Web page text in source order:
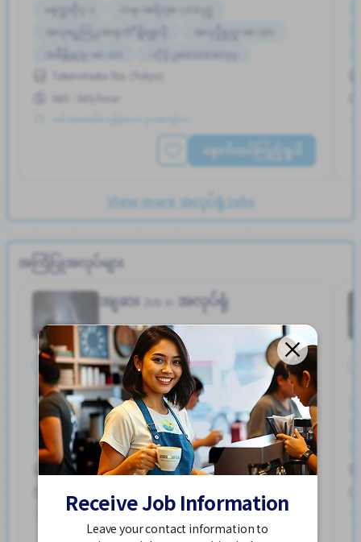
မနက္အဆိုင္း
လမ္းစရိတ္ေပးသည္
အလုပ္အေတြ႕အၾကံဳရွိရန္မလို
အလုပ္ခ်ိန္နည္းေသာ
အခ်ိန္ပိုနည္းေသာ
ႏိုင္ငံျခားသားအလုပ္
Takenotsuka Sta. (Tokyo)
985 - 985/hour
နောက်ထပ်ကြည့်ရှုပါ
View more အလုပ်ရုံ jobs
အကြံပြုအလုပ်များ
အျခား အလုပ်ရုံ
အချိန်ပြည့်
ကားပါကင္ရွိျခင္း
စက္ဘီးထားရန္ေနရာရွိျခင္း
ထမင်းကျွေးမည်
ဘူတာႏွင့္နီးေသာ
ဘောနပ်စ်
လမ္းစရိတ္ေပးသည္
အဆောင်တစ်စိတ်တစ်ပိုင်းဖုံးလွှမ်း
အမျိုးသမီး ပို၍လိုလားသည်
အမျိုးသား ပို၍လိုလားသည်
Hayuka Sta. (Kagawa)
တင်ထားတယ်။ လွန်ခဲ့တဲ့ ၂ ပတ်လောက်ကပါ။
Receive Job Information
Leave your contact information to